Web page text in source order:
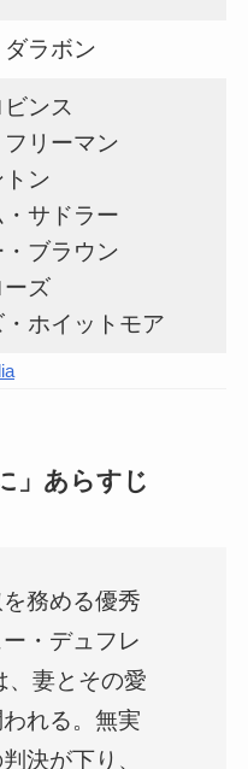
ラボン
ンス
リーマン
ン
サドラー
ブラウン
ーズ
ホイットモア
」あらすじ
務める優秀
・デュフレ
、妻とその愛
れる。無実
決が下り、